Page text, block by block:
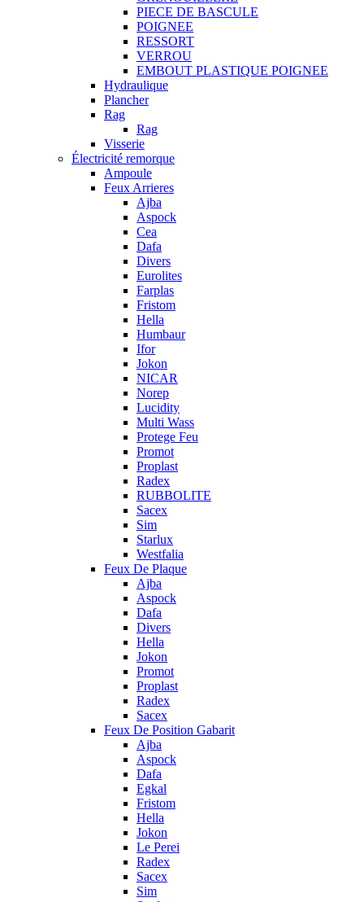
PIECE DE BASCULE
POIGNEE
RESSORT
VERROU
EMBOUT PLASTIQUE POIGNEE
Hydraulique
Plancher
Rag
Rag
Visserie
Électricité remorque
Ampoule
Feux Arrieres
Ajba
Aspock
Cea
Dafa
Divers
Eurolites
Farplas
Fristom
Hella
Humbaur
Ifor
Jokon
NICAR
Norep
Lucidity
Multi Wass
Protege Feu
Promot
Proplast
Radex
RUBBOLITE
Sacex
Sim
Starlux
Westfalia
Feux De Plaque
Ajba
Aspock
Dafa
Divers
Hella
Jokon
Promot
Proplast
Radex
Sacex
Feux De Position Gabarit
Ajba
Aspock
Dafa
Egkal
Fristom
Hella
Jokon
Le Perei
Radex
Sacex
Sim